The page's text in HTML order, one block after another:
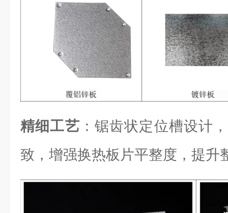
精细工艺 ：锯齿状定位槽设计
致，增强换热板片平整度，提升